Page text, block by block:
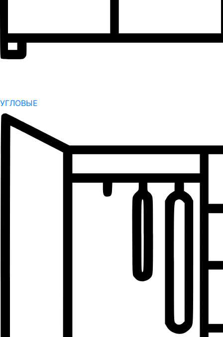
УГЛОВЫЕ